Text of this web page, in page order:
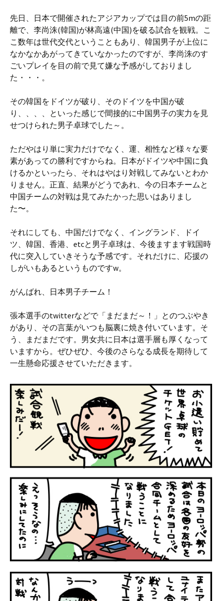
先日、日本で開催されたアジアカップでは目の前5mの距
離で、李尚洙(韓国)が林高遠(中国)を破る試合を観戦。こ
こ数年は世代交代ということもあり、韓国男子が上位に
なかなかあがってきていなかったのですが、李尚洙のす
ごいプレイを目の前で見て嫌な予感がしておりまし
た・・・。
その韓国をドイツが破り、そのドイツを中国が破
り、、、、といった感じで間接的に中国男子の実力を見
せつけられた男子卓球でした～。
ただやはり単に実力だけでなく、運、相性など様々な要
素があっての勝利ですからね。日本がドイツや中国に負
けるかといったら、それはやはり対戦してみないとわか
りません。正直、結果がどうであれ、今の日本チームと
中国チームの対戦は見てみたかった思いはありまし
た〜。
それにしても、中国だけでなく、イングランド、ドイ
ツ、韓国、香港、etcと男子卓球は、今後ますます戦国時
代に突入していきそうな予感です。それだけに、応援の
しがいもあるというものですw。
がんばれ、日本男子チーム！
張本選手のtwitterなどで「まだまだ～！」とのつぶやき
があり、その言葉がいつも脳裏に焼き付いています。そ
う、まだまだです。男女共に日本は選手層も厚くなって
いますから。ぜひぜひ、今後のさらなる成長を期待して
一生懸命応援させていただきます。